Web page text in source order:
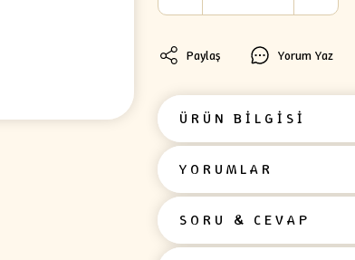
Paylaş Yorum Yaz
ÜRÜN BİLGİSİ
YORUMLAR
SORU & CEVAP